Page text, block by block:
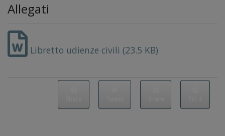
Allegati
Libretto udienze civili (23.5 KB)